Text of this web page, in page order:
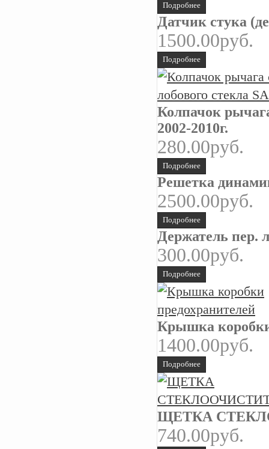
Подробнее
Датчик стука
1500.00руб.
Подробнее
Колпачок
2002-2010г.
280.00руб.
Подробнее
Решетка
2500.00руб.
Подробнее
Держатель пер.
300.00руб.
Подробнее
Крышка
1400.00руб.
Подробнее
ЩЕТКА
740.00руб.